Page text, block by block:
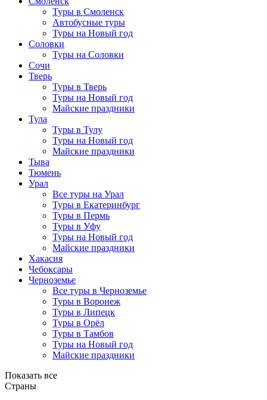
Туры в Смоленск
Автобусные туры
Туры на Новый год
Соловки
Туры на Соловки
Сочи
Тверь
Туры в Тверь
Туры на Новый год
Майские праздники
Тула
Туры в Тулу
Туры на Новый год
Майские праздники
Тыва
Тюмень
Урал
Все туры на Урал
Туры в Екатеринбург
Туры в Пермь
Туры в Уфу
Туры на Новый год
Майские праздники
Хакасия
Чебоксары
Черноземье
Все туры в Черноземье
Туры в Воронеж
Туры в Липецк
Туры в Орёл
Туры в Тамбов
Туры на Новый год
Майские праздники
Показать все
Страны